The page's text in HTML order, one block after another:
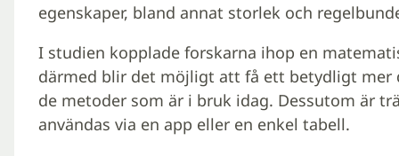
egenskaper, bland annat storlek och
I studien kopplade forskarna ihop en
därmed blir det möjligt att få ett betydligt mer
de metoder som är i bruk idag. Dessutom är
användas via en app eller en enkel tabell.